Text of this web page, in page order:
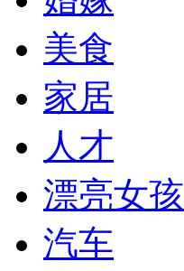
美食
家居
人才
漂亮女孩
汽车